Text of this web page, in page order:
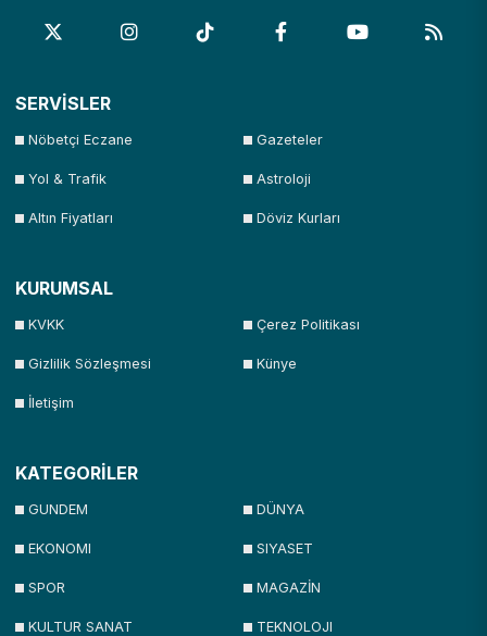
SERVİSLER
Nöbetçi Eczane Gazeteler
Yol & Trafik Astroloji
Altın Fiyatları Döviz Kurları
KURUMSAL
KVKK Çerez Politikası
Gizlilik Sözleşmesi Künye
İletişim
KATEGORİLER
GUNDEM DÜNYA
EKONOMI SIYASET
SPOR MAGAZİN
KULTUR SANAT TEKNOLOJI